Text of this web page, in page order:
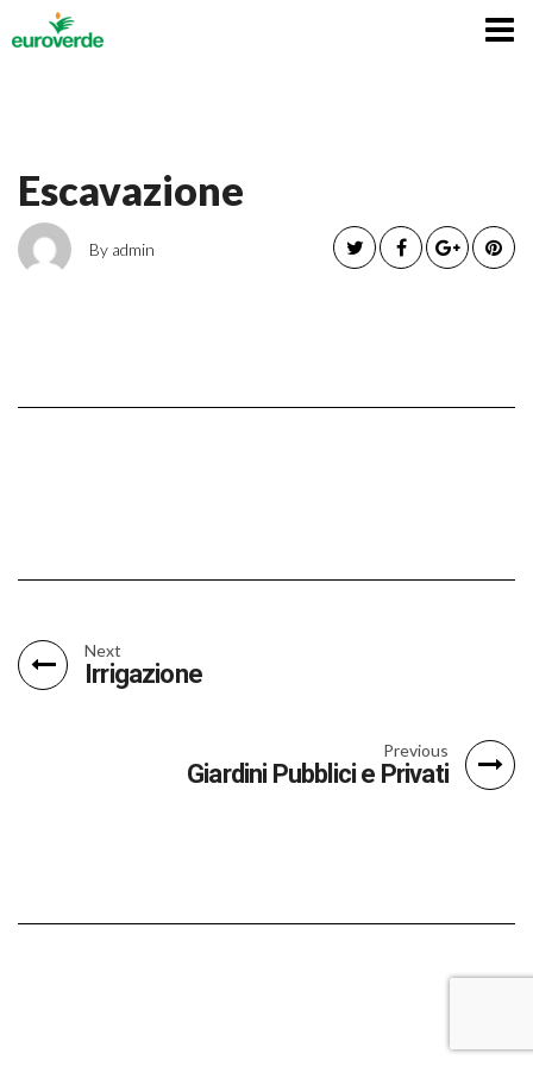
Italiano
Escavazione
By admin
Next
Irrigazione
Previous
Giardini Pubblici e Privati